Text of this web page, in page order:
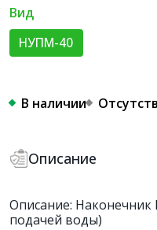
Вид
НУПМ-40
В наличии
Описание
Описание:
подачей воды)